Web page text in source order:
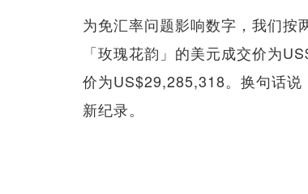
为免汇率问题影响数字，我们按
「玫瑰花韵」的美元成交价为
价为US$29,285,318。换句话
新纪录。